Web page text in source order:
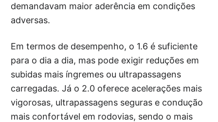
demandavam maior aderência em condições
adversas.
Em termos de desempenho, o 1.6 é suficiente
para o dia a dia, mas pode exigir reduções em
subidas mais íngremes ou ultrapassagens
carregadas. Já o 2.0 oferece acelerações mais
vigorosas, ultrapassagens seguras e condução
mais confortável em rodovias, sendo o mais